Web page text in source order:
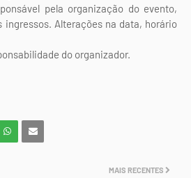
pela organização do evento,
ingressos. Alterações na data, horário
do organizador.
MAIS RECENTES